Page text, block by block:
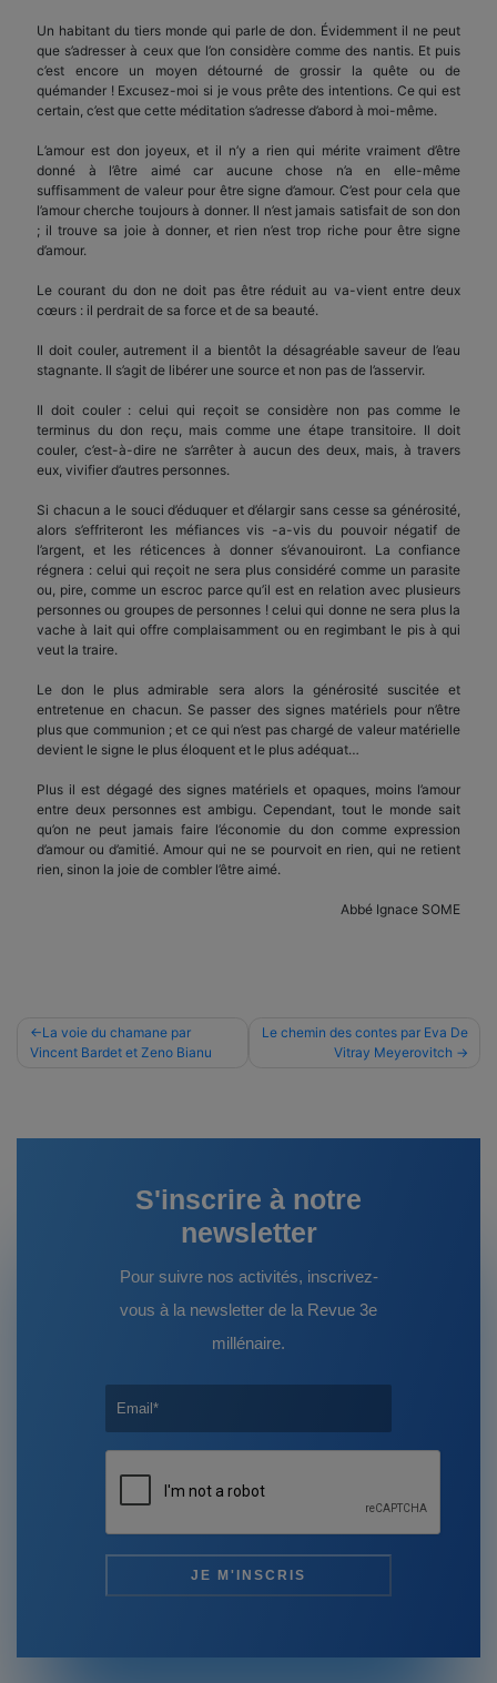
Un habitant du tiers monde qui parle de don. Évidemment il ne peut
que s’adresser à ceux que l’on considère comme des nantis. Et puis
c’est encore un moyen détourné de grossir la quête ou de
quémander ! Excusez-moi si je vous prête des intentions. Ce qui est
cer­tain, c’est que cette médita­tion s’adresse d’abord à moi-même.
L’amour est don joyeux, et il n’y a rien qui mérite vraiment d’être
donné à l’être aimé car aucune chose n’a en elle-mê­me
suffisamment de valeur pour être signe d’amour. C’est pour cela que
l’amour cherche toujours à donner. Il n’est ja­mais satisfait de son don
; il trouve sa joie à donner, et rien n’est trop riche pour être signe
d’amour.
Le courant du don ne doit pas être réduit au va-vient entre deux
cœurs : il perdrait de sa force et de sa beauté.
Il doit couler, autrement il a bientôt la désagréable saveur de l’eau
stagnante. Il s’agit de libérer une source et non pas de l’asservir.
Il doit couler : celui qui reçoit se considère non pas comme le
terminus du don reçu, mais comme une étape transitoire. Il doit
couler, c’est-à-dire ne s’arrêter à aucun des deux, mais, à travers
eux, vivifier d’autres personnes.
Si chacun a le souci d’éduquer et d’élargir sans cesse sa géné­rosité,
alors s’effriteront les méfiances vis -a-vis du pouvoir négatif de
l’argent, et les réti­cences à donner s’évanoui­ront. La confiance
régnera : celui qui reçoit ne sera plus considéré comme un parasite
ou, pire, comme un escroc parce qu’il est en relation avec plusieurs
personnes ou grou­pes de personnes ! celui qui donne ne sera plus la
vache à lait qui offre complaisam­ment ou en regimbant le pis à qui
veut la traire.
Le don le plus admirable sera alors la générosité suscitée et
entretenue en chacun. Se passer des signes matériels pour n’être
plus que commu­nion ; et ce qui n’est pas char­gé de valeur matérielle
devient le signe le plus éloquent et le plus adéquat…
Plus il est dégagé des signes matériels et opaques, moins l’amour
entre deux personnes est ambigu. Cependant, tout le monde sait
qu’on ne peut jamais faire l’économie du don comme expression
d’amour ou d’amitié. Amour qui ne se pourvoit en rien, qui ne retient
rien, sinon la joie de combler l’être aimé.
Abbé Ignace SOME
Navigation
de
La voie du chamane par
Vincent Bardet et Zeno Bianu
Le chemin des contes par Eva De
Vitray Meyerovitch
S'inscrire à notre
newsletter
Pour suivre nos activités, inscrivez-
vous à la newsletter de la Revue 3e
millénaire.